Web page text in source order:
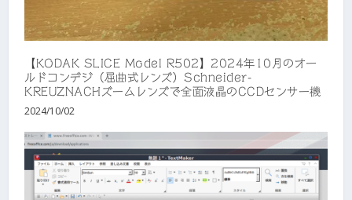
【KODAK SLICE Model R502】2024年10月のオー
ルドコンデジ（屈曲式レンズ）Schneider-
KREUZNACHズームレンズで全面液晶のCCDセンサー機
2024/10/02